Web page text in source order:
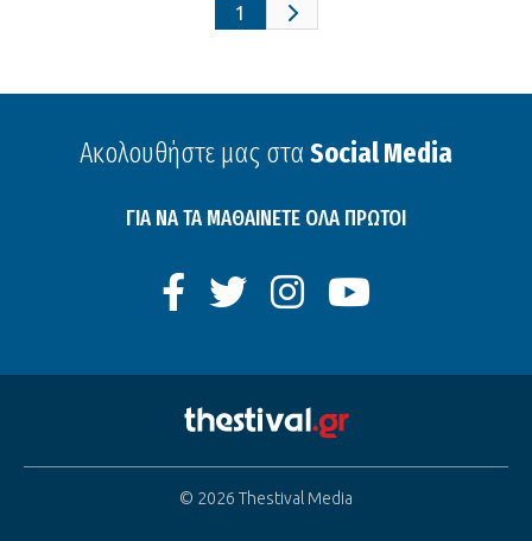
1
Ακολουθήστε μας στα Social Media
ΓΙΑ ΝΑ ΤΑ ΜΑΘΑΙΝΕΤΕ ΟΛΑ ΠΡΩΤΟΙ
© 2026 Thestival Media